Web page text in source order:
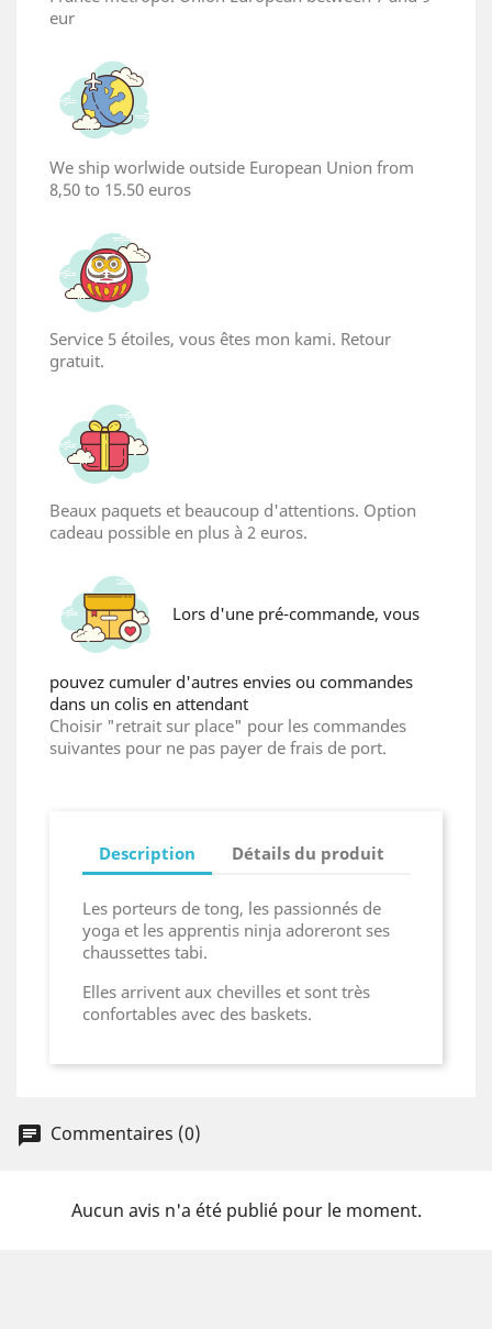
eur
We ship worlwide outside European Union from
8,50 to 15.50 euros
Service 5 étoiles, vous êtes mon kami. Retour
gratuit.
Beaux paquets et beaucoup d'attentions. Option
cadeau possible en plus à 2 euros.
Lors d'une pré-commande, vous
pouvez cumuler d'autres envies ou commandes
dans un colis en attendant
Choisir "retrait sur place" pour les commandes
suivantes pour ne pas payer de frais de port.
Description Détails du produit
Les porteurs de tong, les passionnés de
yoga et les apprentis ninja adoreront ses
chaussettes tabi.
Elles arrivent aux chevilles et sont très
confortables avec des baskets.
Commentaires (0)
Aucun avis n'a été publié pour le moment.
Create wishlist
Wishlist name